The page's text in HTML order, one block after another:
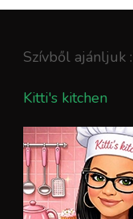
Szívből ajánljuk
Kitti's kitchen